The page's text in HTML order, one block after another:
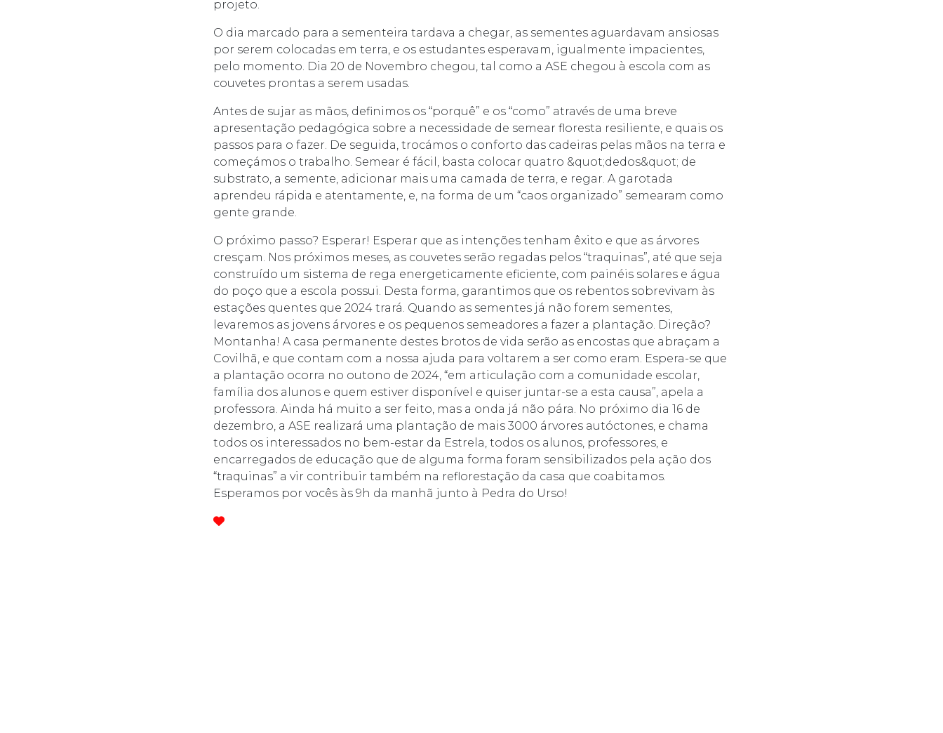
projeto.
O dia marcado para a sementeira tardava a chegar, as sementes aguardavam ansiosas
por serem colocadas em terra, e os estudantes esperavam, igualmente impacientes,
pelo momento. Dia 20 de Novembro chegou, tal como a ASE chegou à escola com as
couvetes prontas a serem usadas.
Antes de sujar as mãos, definimos os “porquê” e os “como” através de uma breve
apresentação pedagógica sobre a necessidade de semear floresta resiliente, e quais os
passos para o fazer. De seguida, trocámos o conforto das cadeiras pelas mãos na terra e
começámos o trabalho. Semear é fácil, basta colocar quatro &quot;dedos&quot; de
substrato, a semente, adicionar mais uma camada de terra, e regar. A garotada
aprendeu rápida e atentamente, e, na forma de um “caos organizado” semearam como
gente grande.
O próximo passo? Esperar! Esperar que as intenções tenham êxito e que as árvores
cresçam. Nos próximos meses, as couvetes serão regadas pelos “traquinas”, até que seja
construído um sistema de rega energeticamente eficiente, com painéis solares e água
do poço que a escola possui. Desta forma, garantimos que os rebentos sobrevivam às
estações quentes que 2024 trará. Quando as sementes já não forem sementes,
levaremos as jovens árvores e os pequenos semeadores a fazer a plantação. Direção?
Montanha! A casa permanente destes brotos de vida serão as encostas que abraçam a
Covilhã, e que contam com a nossa ajuda para voltarem a ser como eram. Espera-se que
a plantação ocorra no outono de 2024, “em articulação com a comunidade escolar,
família dos alunos e quem estiver disponível e quiser juntar-se a esta causa”, apela a
professora. Ainda há muito a ser feito, mas a onda já não pára. No próximo dia 16 de
dezembro, a ASE realizará uma plantação de mais 3000 árvores autóctones, e chama
todos os interessados no bem-estar da Estrela, todos os alunos, professores, e
encarregados de educação que de alguma forma foram sensibilizados pela ação dos
“traquinas” a vir contribuir também na reflorestação da casa que coabitamos.
Esperamos por vocês às 9h da manhã junto à Pedra do Urso!